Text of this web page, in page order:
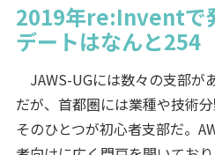
2019年re:Inventで
デートはなんと254
JAWS-UGには数々の支部が
だが、首都圏には業種や技術
そのひとつが初心者支部だ。